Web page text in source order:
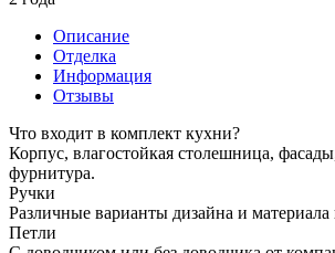
Описание
Отделка
Информация
Отзывы
Что входит в комплект кухни?
Корпус, влагостойкая столешница,
фурнитура.
Ручки
Различные варианты дизайна и
Петли